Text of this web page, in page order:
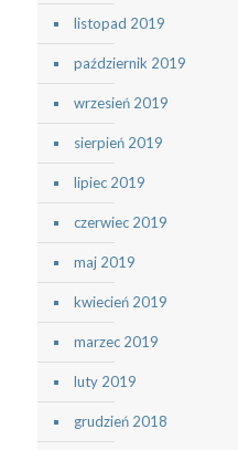
listopad 2019
październik 2019
wrzesień 2019
sierpień 2019
lipiec 2019
czerwiec 2019
maj 2019
kwiecień 2019
marzec 2019
luty 2019
grudzień 2018